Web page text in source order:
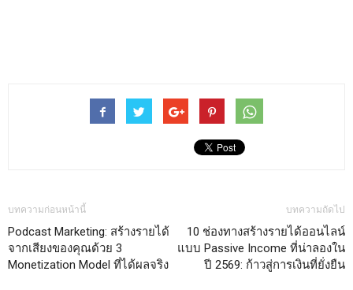
บทความก่อนหน้านี้
Podcast Marketing: สร้างรายได้
จากเสียงของคุณด้วย 3
Monetization Model ที่ได้ผลจริง
บทความถัดไป
10 ช่องทางสร้างรายได้ออนไลน์
แบบ Passive Income ที่น่าลองใน
ปี 2569: ก้าวสู่การเงินที่ยั่งยืน